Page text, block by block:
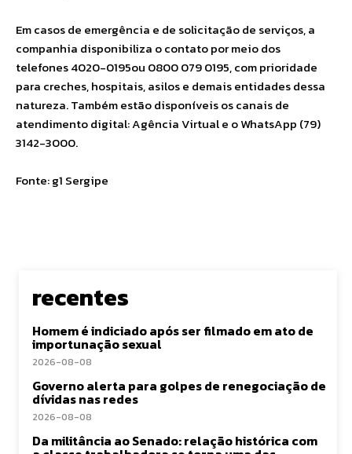
Em casos de emergência e de solicitação de serviços, a
companhia disponibiliza o contato por meio dos
telefones 4020-0195ou 0800 079 0195, com prioridade
para creches, hospitais, asilos e demais entidades dessa
natureza. Também estão disponíveis os canais de
atendimento digital: Agência Virtual e o WhatsApp (79)
3142-3000.
Fonte: g1 Sergipe
recentes
Homem é indiciado após ser filmado em ato de
importunação sexual
2026-08-08
Governo alerta para golpes de renegociação de
dívidas nas redes
2026-08-08
Da militância ao Senado: relação histórica com